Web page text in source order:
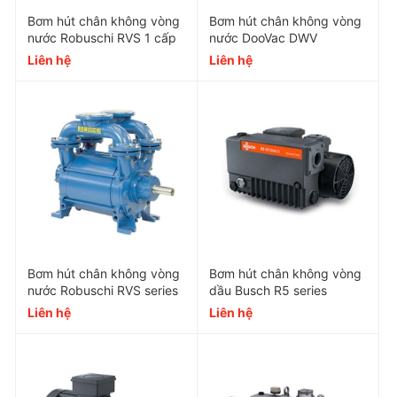
Độ bền cao: Chế tạo từ vật liệu chất lượng cao,
chịu được tải trọng lớn và hoạt động trong môi
Dễ dàng bảo trì: Cấu trúc đơn giản, dễ dàng tiếp
cận các bộ phận cần bảo trì.
Tiết kiệm năng lượng: Động cơ hiệu suất cao,
giảm thiểu tiêu thụ điện năng.
Lợi ích khi sử dụng
Nâng cao năng suất: Hiệu suất hút chân không
Độ chân không sâu: Đáp ứng yêu cầu kỹ thuật
Bơm hút chân không vòng
nước Robuschi RVS 1 cấp
Liên hệ
Bơm hút chân không vòng
nước DooVac DWV
Liên hệ
Bơm hút chân không vòng
nước Robuschi RVS series
Liên hệ
Bơm hút chân không vòng
dầu Busch R5 series
Liên hệ